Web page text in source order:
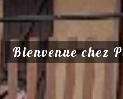
Bienvenue chez